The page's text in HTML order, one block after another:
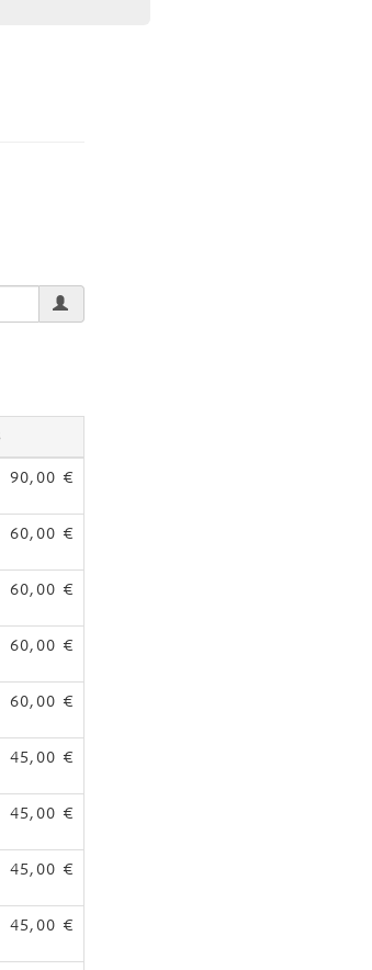
90,00 €
60,00 €
60,00 €
60,00 €
60,00 €
45,00 €
45,00 €
45,00 €
45,00 €